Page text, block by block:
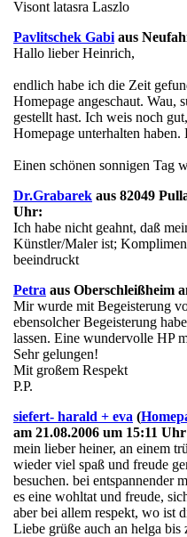
Visont latasra Laszlo
Pavlitschek Gabi aus
Hallo lieber Heinrich,
endlich habe ich die Zeit
Homepage angeschaut. Wau,
gestellt hast. Ich weis noch
Homepage unterhalten
Einen schönen sonnigen Tag
Dr.Grabarek aus 82049
Uhr:
Ich habe nicht geahnt, daß
Künstler/Maler ist;
beeindruckt
Petra aus Oberschleißheim
Mir wurde mit Begeisterung
ebensolcher Begeisterung
lassen. Eine wundervolle HP
Sehr gelungen!
Mit großem Respekt
P.P.
siefert- harald + eva (
am 21.08.2006 um 15:11
mein lieber heiner, an einem
wieder viel spaß und freude
besuchen. bei entspannender
es eine wohltat und freude,
aber bei allem respekt, wo ist
Liebe grüße auch an helga bis